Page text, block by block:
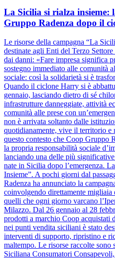
La Sicilia si rialza insieme:
Gruppo Radenza dopo il
Le risorse della campagna “La
destinate agli Enti del Terzo
dai danni: «Fare impresa significa
sostegno immediato alle comunità
sociale: così la solidarietà si è
Quando il ciclone Harry si è
gennaio, lasciando dietro di sé
infrastrutture danneggiate, attività
comunità alle prese con
non è arrivata soltanto dalle
quotidianamente, vive il territorio e
questo contesto che Coop Gruppo
la propria responsabilità sociale
lanciando una delle più
nate in Sicilia dopo l’emergenza.
Insieme”. A pochi giorni dal
Radenza ha annunciato la
coinvolgendo direttamente
quelli che ogni giorno varcano
Milazzo. Dal 26 gennaio al 28
prodotti a marchio Coop acquistati
nei punti vendita siciliani è stato
interventi di supporto, ripristino e
maltempo. Le risorse raccolte sono
Siciliana Consumatori